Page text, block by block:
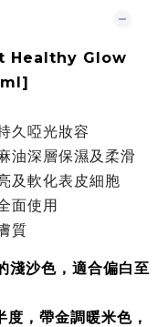
Healthy Glow
久啞光妝容
油深層保濕及柔滑
及軟化表皮細胞
面使用
質
沙色，適合偏白至
，帶金調暖米色，